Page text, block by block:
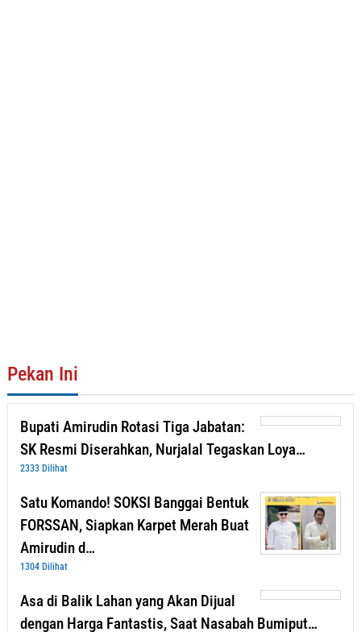
Pekan Ini
Bupati Amirudin Rotasi Tiga Jabatan:
SK Resmi Diserahkan, Nurjalal Tegaskan Loya…
2333 Dilihat
Satu Komando! SOKSI Banggai Bentuk
FORSSAN, Siapkan Karpet Merah Buat
Amirudin d…
1304 Dilihat
Asa di Balik Lahan yang Akan Dijual
dengan Harga Fantastis, Saat Nasabah Bumiput…